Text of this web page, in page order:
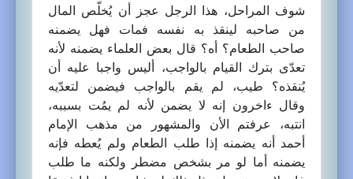
شوف المراحل، هذا الرجل عجز أن يُخلّص المال
من صاحبه لينقذ به نفسه فمات فهل يضمنه
صاحب الطعام؟ أه؟ قال بعض العلماء يضمنه لأنه
تعدّى بترك القيام بالواجب، أليس واجبا عليه أن
يُنقذه؟ طيب، لم يقم بالواجب فيضمن لتعدّيه
وقال ءاخرون إنه لا يضمن لأنه لم يمُت بسببه،
انتبه، عرفتم الأن والمشهور من مذهب الإمام
أحمد أنه يضمنه إذا طلب الطعام ولم يُعطه فإنه
يضمنه أما لو مر بشخص مضطر ولكنه ما طلب